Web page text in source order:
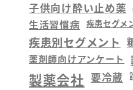
子供向け酔い止め薬
生活習慣病 疾患セグメ
疾患別セグメント
薬剤師向けアンケート
製薬会社 要冷蔵